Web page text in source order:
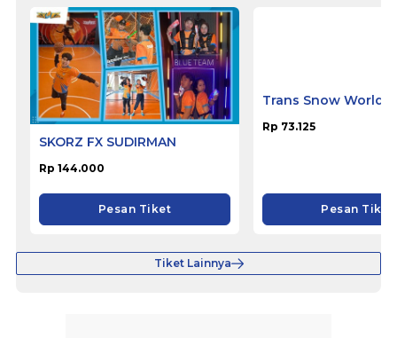
SKORZ FX SUDIRMAN
Rp 144.000
Pesan Tiket
Trans Snow World
Rp 73.125
Pesan Tiket
Tiket Lainnya